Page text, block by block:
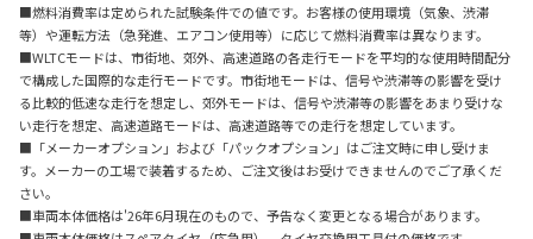
■燃料消費率は定められた試験条件での値です。お客様の使用環境（気象、渋滞
等）や運転方法（急発進、エアコン使用等）に応じて燃料消費率は異なります。
■WLTCモードは、市街地、郊外、高速道路の各走行モードを平均的な使用時間配分
で構成した国際的な走行モードです。市街地モードは、信号や渋滞等の影響を受け
る比較的低速な走行を想定し、郊外モードは、信号や渋滞等の影響をあまり受けな
い走行を想定、高速道路モードは、高速道路等での走行を想定しています。
■「メーカーオプション」および「パックオプション」はご注文時に申し受けま
す。メーカーの工場で装着するため、ご注文後はお受けできませんのでご了承くだ
さい。
■車両本体価格は'26年6月現在のもので、予告なく変更となる場合があります。